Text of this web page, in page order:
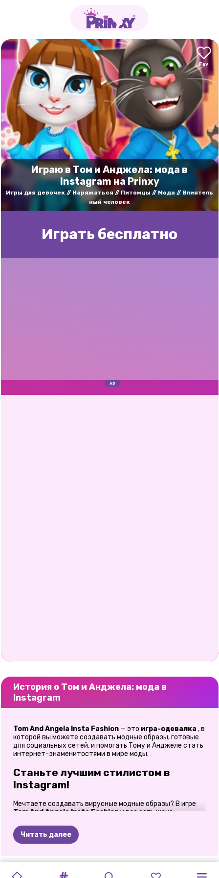
Играю в Том и Анджела: мода в
Instagram на Prinxy
Игры для девочек Наряжаться Питомцы Мода
Влиятель
ный человек
Играть бесплатно
История о Том и Анджела: мода в
Instagram
Tom And Angela Insta Fashion— это игра-одевалка , в
которой вы можете создавать модные образы, готовые
для социальных сетей, и помогать Тому и Анджеле стать
интернет-знаменитостями в мире моды.
Станьте лучшим стилистом в
Instagram!
Мечтаете создавать вирусные модные образы? В игре
Tom And Angela Insta Fashion у вас есть шанс
социальных сетей. От стильных нарядов и модных
причесок до потрясающих аксессуаров и идеальных поз
— каждая деталь имеет значение для создания их
Анджеле выглядеть сногсшибательно, сделайте
великолепные фотографии и соберите тонны лайков от
Читать далее
САЛОН
ЛОТТА ЕДИНОРОГ
ЕДИНОРОГИ ЛУЧШАЯ ПРИНЦЕССЫ